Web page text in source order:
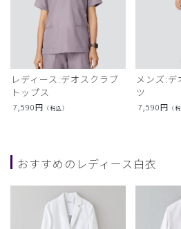
レディース:デオスクラブ
トップス
7,590円 （税込）
メンズ:
ツ
7,590円 （
おすすめのレディース白衣